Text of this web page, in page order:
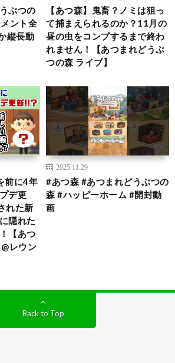
ぶつの
ント全
縦長動
【あつ森】鬼畜？ノミは狙っ
て捕まえられるのか？11月の
昼の虫をコンプするまで終わ
れません！【あつまれどうぶ
つの森 ライブ】
前に4年
デ更
れた新
隠れた
【あつ
レウン
2025.11.29
#あつ森 #あつまれどうぶつの
森 #ハッピーホーム #開封動
画
Back to Top